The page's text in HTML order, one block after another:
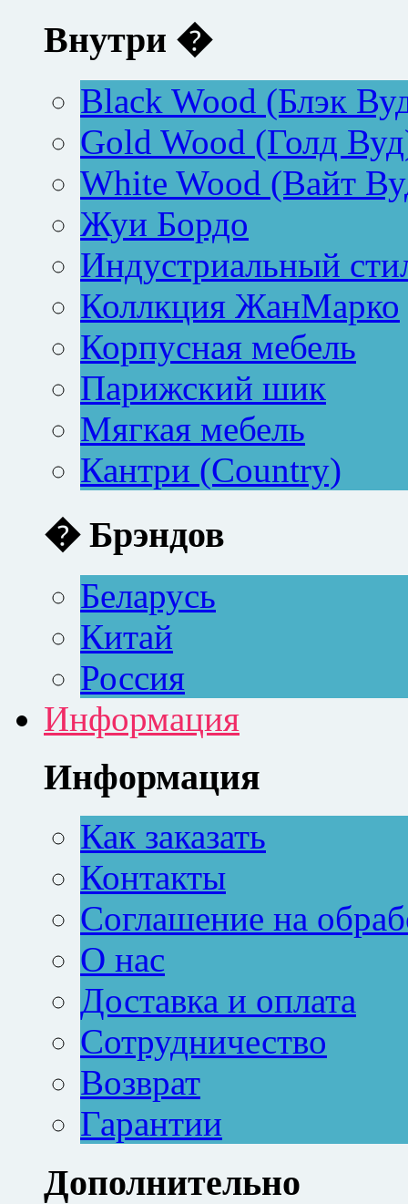
Внутри �
Black Wood (Блэк
Gold Wood (Голд
White Wood (Вайт
Жуи Бордо
Индустриальный
Коллкция ЖанМарко
Корпусная мебель
Парижский шик
Мягкая мебель
Кантри (Country)
� Брэндов
Беларусь
Китай
Россия
Информация
Информация
Как заказать
Контакты
Соглашение на
О нас
Доставка и оплата
Сотрудничество
Возврат
Гарантии
Дополнительно